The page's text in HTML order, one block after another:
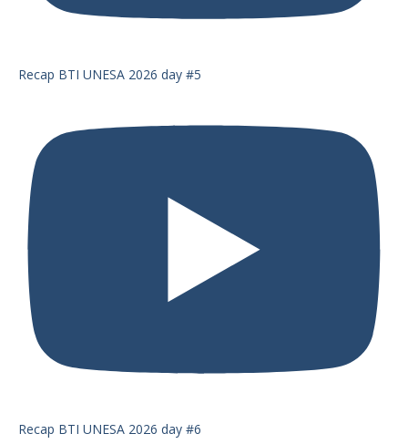
Recap BTI UNESA 2026 day #5
Recap BTI UNESA 2026 day #6